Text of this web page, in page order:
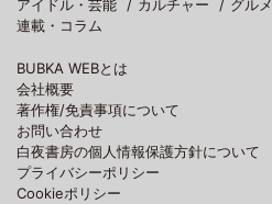
アイドル・芸能
カルチャー グルメ
連載・コラム
BUBKA WEBとは
会社概要
著作権/免責事項について
お問い合わせ
白夜書房の個人情報保護方針について
プライバシーポリシー
Cookieポリシー